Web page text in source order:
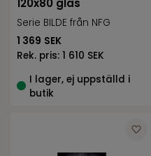
120x80 glas
Serie BILDE från NFG
1 369 SEK
Rek. pris: 1 610 SEK
I lager, ej uppställd i
butik